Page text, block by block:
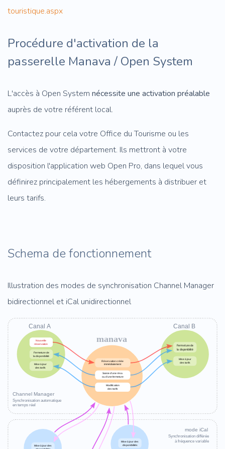
touristique.aspx
Procédure d'activation de la
passerelle Manava / Open System
L'accès à Open System nécessite une activation préalable
auprès de votre référent local.
Contactez pour cela votre Office du Tourisme ou les
services de votre département. Ils mettront à votre
disposition l'application web Open Pro, dans lequel vous
définirez principalement les hébergements à distribuer et
leurs tarifs.
Schema de fonctionnement
Illustration des modes de synchronisation Channel Manager
bidirectionnel et iCal unidirectionnel